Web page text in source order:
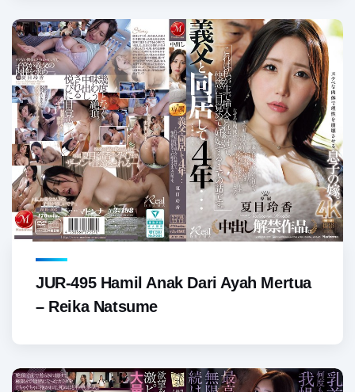
JUR-495 Hamil Anak Dari Ayah Mertua
– Reika Natsume